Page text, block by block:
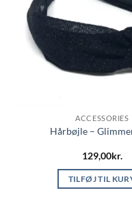
ACCESSORIES
Hårbøjle –
129,00kr.
TILFØJ TIL